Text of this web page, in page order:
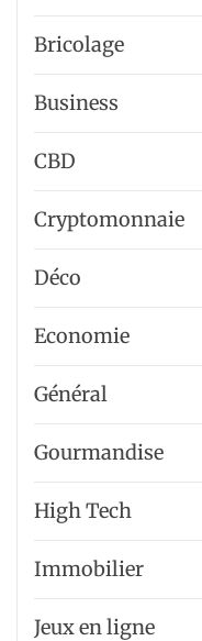
Bricolage
Business
CBD
Cryptomonnaie
Déco
Economie
Général
Gourmandise
High Tech
Immobilier
Jeux en ligne